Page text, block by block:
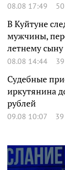
08.08 17:49
В Куйтуне
мужчины,
летнему сыну
08.08 14:44
Судебные
иркутянина
рублей
09.08 10:07